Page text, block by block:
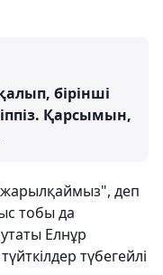
бірінші
Қарсымын,
деп
тобы да
Елнұр
түбегейлі